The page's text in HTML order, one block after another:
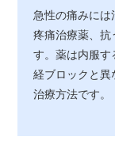
急性の痛みには
疼痛治療薬、抗
す。薬は内服す
経ブロックと異
治療方法です。